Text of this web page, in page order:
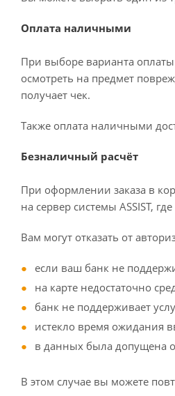
Оплата наличными
При выборе варианта
осмотреть на предмет
получает чек.
Также оплата наличными
Безналичный расчёт
При оформлении заказа в
на сервер системы ASSIST,
Вам могут отказать от
если ваш банк не
на карте недостаточно
банк не поддерживает
истекло время ожидания
в данных была допущена
В этом случае вы можете